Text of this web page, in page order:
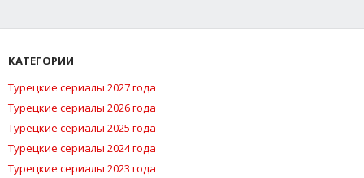
КАТЕГОРИИ
Турецкие сериалы 2027 года
Турецкие сериалы 2026 года
Турецкие сериалы 2025 года
Турецкие сериалы 2024 года
Турецкие сериалы 2023 года